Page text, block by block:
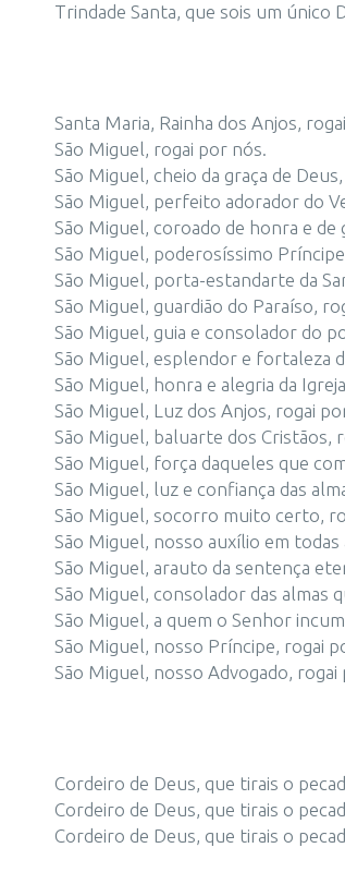
Trindade Santa, que sois um único
Santa Maria, Rainha dos Anjos,
São Miguel, rogai por nós.
São Miguel, cheio da graça de
São Miguel, perfeito adorador do
São Miguel, coroado de honra e de
São Miguel, poderosíssimo
São Miguel, porta-estandarte da
São Miguel, guardião do Paraíso,
São Miguel, guia e consolador do
São Miguel, esplendor e fortaleza
São Miguel, honra e alegria da
São Miguel, Luz dos Anjos, rogai
São Miguel, baluarte dos Cristãos,
São Miguel, força daqueles que
São Miguel, luz e confiança das
São Miguel, socorro muito certo,
São Miguel, nosso auxílio em todas
São Miguel, arauto da sentença
São Miguel, consolador das almas
São Miguel, a quem o Senhor
São Miguel, nosso Príncipe, rogai
São Miguel, nosso Advogado, rogai
Cordeiro de Deus, que tirais o
Cordeiro de Deus, que tirais o
Cordeiro de Deus, que tirais o